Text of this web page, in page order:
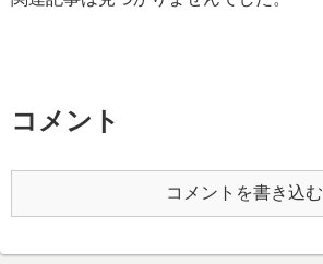
コメント
コメントを書き込む